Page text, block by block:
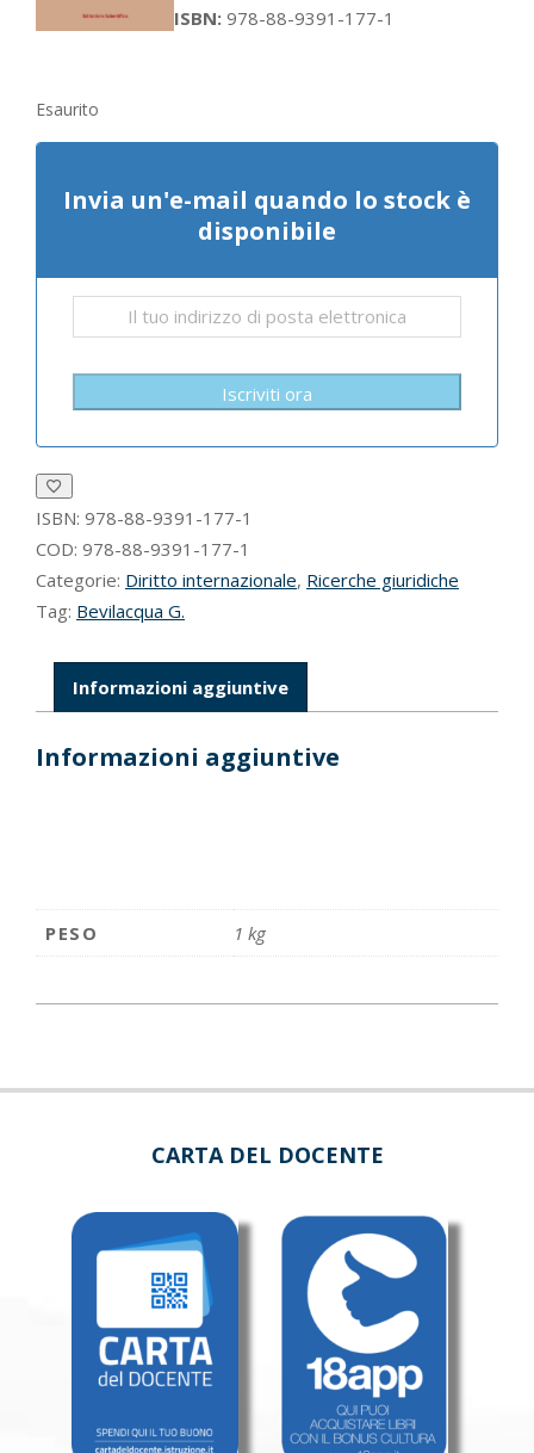
ISBN: 978-88-9391-177-1
Esaurito
Invia un'e-mail quando lo stock è
disponibile
Iscriviti ora
ISBN: 978-88-9391-177-1
COD: 978-88-9391-177-1
Categorie: Diritto internazionale, Ricerche giuridiche
Tag: Bevilacqua G.
Informazioni aggiuntive
Informazioni aggiuntive
PESO 1 kg
CARTA DEL DOCENTE